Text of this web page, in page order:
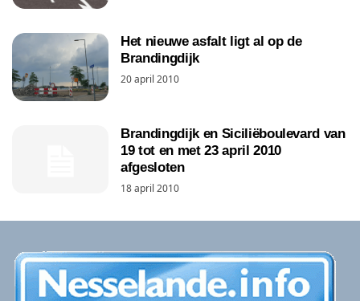
Het nieuwe asfalt ligt al op de
Brandingdijk
20 april 2010
Brandingdijk en Siciliëboulevard van
19 tot en met 23 april 2010
afgesloten
18 april 2010